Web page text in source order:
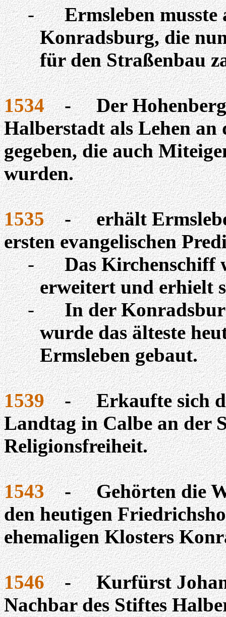
-
Ermsleben
Konradsburg, die
für den Straßenbau
1534 -
Der
Halberstadt als Lehen
gegeben, die auch
wurden.
1535 -
erhält
ersten evangelischen
-
Das Kirchenschiff
erweitert und erhielt
-
In der
wurde das älteste
Ermsleben gebaut.
1539 -
Erkaufte sich
Landtag inCalbean der
Religionsfreiheit.
1543 -
Gehörten die
den heutigen
ehemaligen Klosters
1546 -
Kurfürst
Nachbar des Stiftes